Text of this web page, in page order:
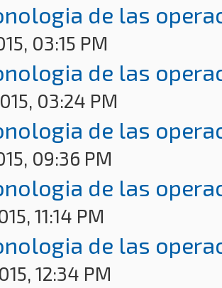
de las
03:15 PM
de las
03:24 PM
de las
09:36 PM
de las
11:14 PM
de las
12:34 PM